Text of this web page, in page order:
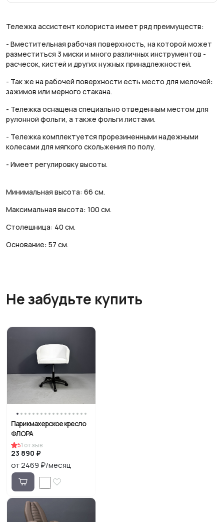
Тележка ассистент колориста имеет ряд преимуществ:
- Вместительная рабочая поверхность, на которой может
разместиться 3 миски и много различных инструментов -
расчесок, кистей и других нужных принадлежностей.
- Так же на рабочей поверхности есть место для мелочей:
зажимов или мерного стакана.
- Тележка оснащена специально отведенным местом для
рулонной фольги, а также фольги листами.
- Тележка комплектуется прорезиненными надежными
колесами для мягкого скольжения по полу.
- Имеет регулировку высоты.
Минимальная высота: 66 см.
Максимальная высота: 100 см.
Столешница: 40 см.
Основание: 57 см.
Не забудьте купить
Парикмахерское кресло
ФЛОРА
51 отзыв
23 890 ₽
от 2469 ₽/месяц